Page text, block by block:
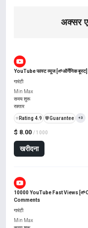
अक्सर
YouTube फास्ट व्यूज [🌱ऑर्गेनिक बूस्ट]
$ 8.00 / 1000
खरीदना
गारंटी
Min Max
समय शुरू
रफ़्तार
⭐ Rating 4.9 ️🛡️Guarantee +3
10000 YouTube Fast Views
Comments
गारंटी
Min Max